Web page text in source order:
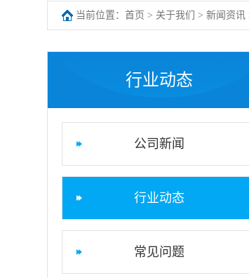
当前位置： 首页 > 关于我们 > 新闻资讯
行业动态
公司新闻
行业动态
常见问题